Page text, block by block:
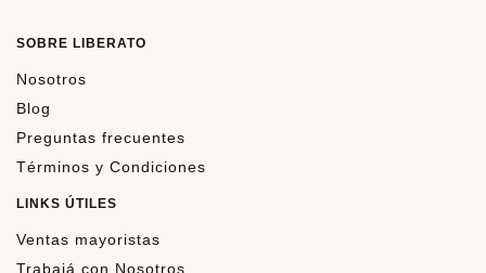
SOBRE LIBERATO
Nosotros
Blog
Preguntas frecuentes
Términos y Condiciones
LINKS ÚTILES
Ventas mayoristas
Trabajá con Nosotros